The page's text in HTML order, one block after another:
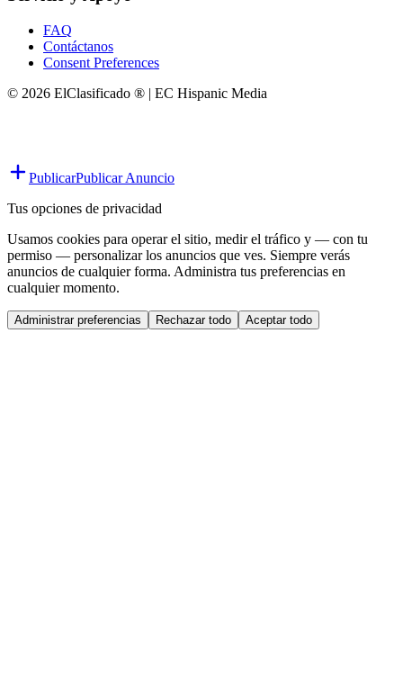
FAQ
Contáctanos
Consent Preferences
© 2026 ElClasificado ® | EC Hispanic Media
PublicarPublicar Anuncio
Tus opciones de privacidad
Usamos cookies para operar el sitio, medir el tráfico y — con tu
permiso — personalizar los anuncios que ves. Siempre verás
anuncios de cualquier forma. Administra tus preferencias en
cualquier momento.
Administrar preferencias Rechazar todo Aceptar todo